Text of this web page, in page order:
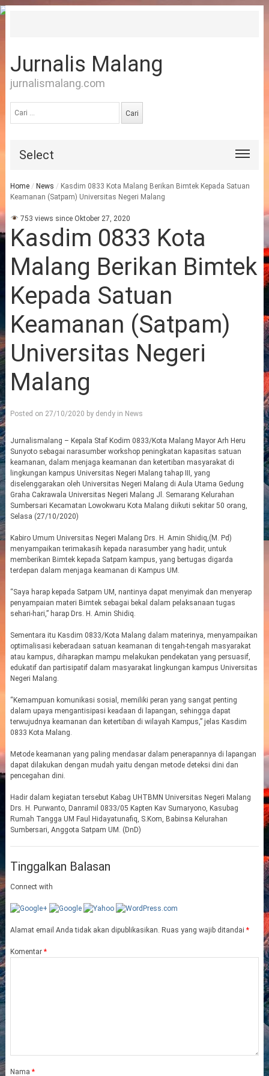
Jurnalis Malang
jurnalismalang.com
untuk:
Select
Home / News / Kasdim 0833 Kota Malang Berikan Bimtek Kepada Satuan
Keamanan (Satpam) Universitas Negeri Malang
753 views since Oktober 27, 2020
Kasdim 0833 Kota
Malang Berikan Bimtek
Kepada Satuan
Keamanan (Satpam)
Universitas Negeri
Malang
Posted on 27/10/2020 by dendyin News
Jurnalismalang – Kepala Staf Kodim 0833/Kota Malang Mayor Arh Heru
Sunyoto sebagai narasumber workshop peningkatan kapasitas satuan
keamanan, dalam menjaga keamanan dan ketertiban masyarakat di
lingkungan kampus Universitas Negeri Malang tahap III, yang
diselenggarakan oleh Universitas Negeri Malang di Aula Utama Gedung
Graha Cakrawala Universitas Negeri Malang Jl. Semarang Kelurahan
Sumbersari Kecamatan Lowokwaru Kota Malang diikuti sekitar 50 orang,
Selasa (27/10/2020)
Kabiro Umum Universitas Negeri Malang Drs. H. Amin Shidiq,(M. Pd)
menyampaikan terimakasih kepada narasumber yang hadir, untuk
memberikan Bimtek kepada Satpam kampus, yang bertugas digarda
terdepan dalam menjaga keamanan di Kampus UM.
“Saya harap kepada Satpam UM, nantinya dapat menyimak dan menyerap
penyampaian materi Bimtek sebagai bekal dalam pelaksanaan tugas
sehari-hari,” harap Drs. H. Amin Shidiq.
Sementara itu Kasdim 0833/Kota Malang dalam materinya, menyampaikan
optimalisasi keberadaan satuan keamanan di tengah-tengah masyarakat
atau kampus, diharapkan mampu melakukan pendekatan yang persuasif,
edukatif dan partisipatif dalam masyarakat lingkungan kampus Universitas
Negeri Malang.
“Kemampuan komunikasi sosial, memiliki peran yang sangat penting
dalam upaya mengantisipasi keadaan di lapangan, sehingga dapat
terwujudnya keamanan dan ketertiban di wilayah Kampus,” jelas Kasdim
0833 Kota Malang.
Metode keamanan yang paling mendasar dalam penerapannya di lapangan
dapat dilakukan dengan mudah yaitu dengan metode deteksi dini dan
pencegahan dini.
Hadir dalam kegiatan tersebut Kabag UHTBMN Universitas Negeri Malang
Drs. H. Purwanto, Danramil 0833/05 Kapten Kav Sumaryono, Kasubag
Rumah Tangga UM Faul Hidayatunafiq, S.Kom, Babinsa Kelurahan
Sumbersari, Anggota Satpam UM. (DnD)
Tinggalkan Balasan
Connect with
Alamat email Anda tidak akan dipublikasikan. Ruas yang wajib ditandai *
Komentar *
Nama *